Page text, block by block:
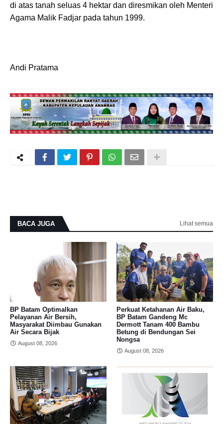
di atas tanah seluas 4 hektar dan diresmikan oleh Menteri
Agama Malik Fadjar pada tahun 1999.
Andi Pratama
BACA JUGA Lihat semua
BP Batam Optimalkan
Pelayanan Air Bersih,
Masyarakat Diimbau Gunakan
Air Secara Bijak
August 08, 2026
Perkuat Ketahanan Air Baku,
BP Batam Gandeng Mc
Dermott Tanam 400 Bambu
Betung di Bendungan Sei
Nongsa
August 08, 2026